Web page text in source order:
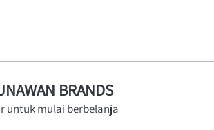
BRANDS
untuk mulai berbelanja